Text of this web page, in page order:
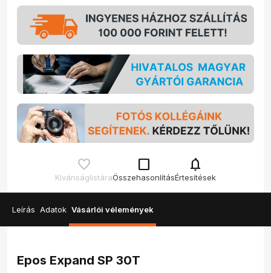
Kívánságlistára
check_box_outline_blank
Összehasonlítás
notifications
Értesítések
Leírás Adatok Vásárlói vélemények
Epos Expand SP 30T